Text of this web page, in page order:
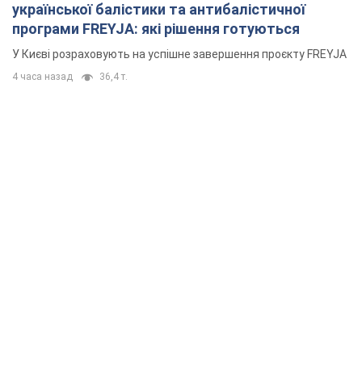
української балістики та антибалістичної
програми FREYJA: які рішення готуються
У Києві розраховують на успішне завершення проєкту FREYJA
4 часа назад 36,4 т.